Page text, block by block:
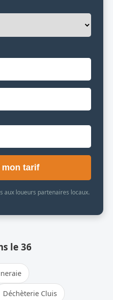
tarif
aux loueurs partenaires locaux.
le 36
Déchèterie Cluis